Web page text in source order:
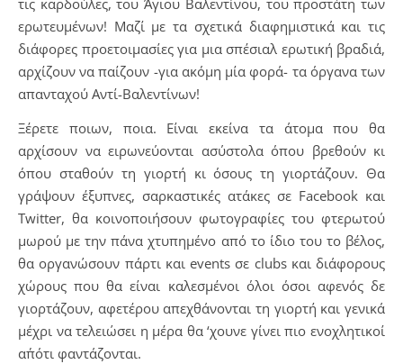
ερωτευμένων! Μαζί με τα σχετικά διαφημιστικά και τις
διάφορες προετοιμασίες για μια σπέσιαλ ερωτική βραδιά,
αρχίζουν να παίζουν -για ακόμη μία φορά- τα όργανα των
απανταχού Αντί-Βαλεντίνων!
Ξέρετε ποιων, ποια. Είναι εκείνα τα άτομα που θα
αρχίσουν να ειρωνεύονται ασύστολα όπου βρεθούν κι
όπου σταθούν τη γιορτή κι όσους τη γιορτάζουν. Θα
γράψουν έξυπνες, σαρκαστικές ατάκες σε Facebook και
Twitter, θα κοινοποιήσουν φωτογραφίες του φτερωτού
μωρού με την πάνα χτυπημένο από το ίδιο του το βέλος,
θα οργανώσουν πάρτι και events σε clubs και διάφορους
χώρους που θα είναι καλεσμένοι όλοι όσοι αφενός δε
γιορτάζουν, αφετέρου απεχθάνονται τη γιορτή και γενικά
μέχρι να τελειώσει η μέρα θα ‘χουνε γίνει πιο ενοχλητικοί
απ΄ότι φαντάζονται.